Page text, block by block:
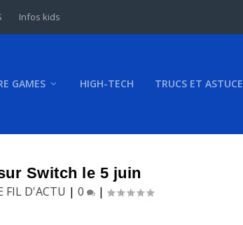
Infos kids
GAMES HIGH-TECH TRUCS ET
Switch le 5 juin
FIL D'ACTU |0 |